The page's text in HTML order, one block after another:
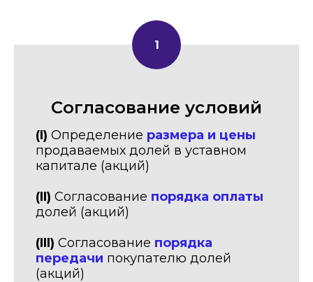
Согласование условий
(I) Определение размера и цены
продаваемых долей в уставном
капитале (акций)
(II) Согласование порядка оплаты
долей (акций)
(III) Согласование порядка
передачи покупателю долей
(акций)